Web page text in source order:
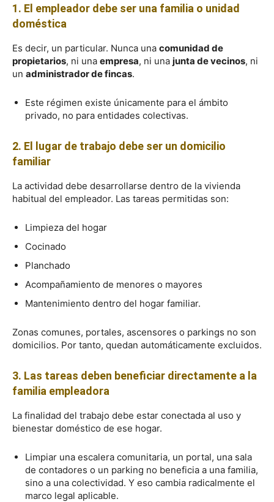
1. El empleador debe ser una familia o unidad
doméstica
Es decir, un particular. Nunca una comunidad de
propietarios, ni una empresa, ni una junta de vecinos, ni
un administrador de fincas.
Este régimen existe únicamente para el ámbito
privado, no para entidades colectivas.
2. El lugar de trabajo debe ser un domicilio
familiar
La actividad debe desarrollarse dentro de la vivienda
habitual del empleador. Las tareas permitidas son:
Limpieza del hogar
Cocinado
Planchado
Acompañamiento de menores o mayores
Mantenimiento dentro del hogar familiar.
Zonas comunes, portales, ascensores o parkings no son
domicilios. Por tanto, quedan automáticamente excluidos.
3. Las tareas deben beneficiar directamente a la
familia empleadora
La finalidad del trabajo debe estar conectada al uso y
bienestar doméstico de ese hogar.
Limpiar una escalera comunitaria, un portal, una sala
de contadores o un parking no beneficia a una familia,
sino a una colectividad. Y eso cambia radicalmente el
marco legal aplicable.